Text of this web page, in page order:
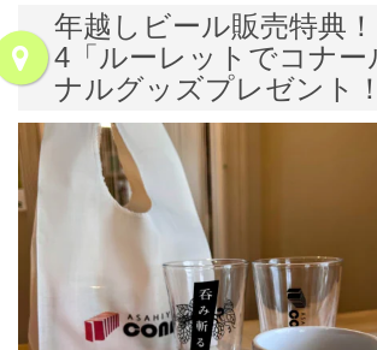
年越しビール販売特典
4「ルーレットでコナー
ナルグッズプレゼント！